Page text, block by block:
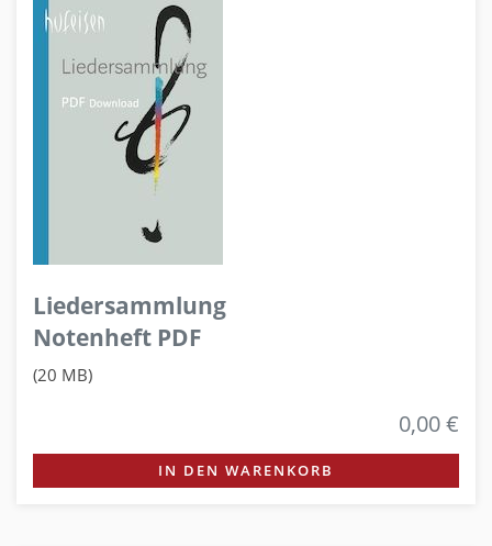
Liedersammlung
Notenheft PDF
(20 MB)
0,00 €
IN DEN WARENKORB